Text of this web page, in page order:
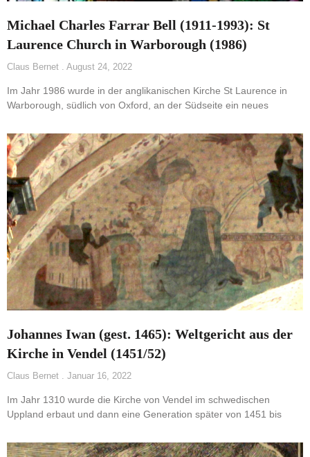
Michael Charles Farrar Bell (1911-1993): St
Laurence Church in Warborough (1986)
Claus Bernet August 24, 2022
Im Jahr 1986 wurde in der anglikanischen Kirche St Laurence in
Warborough, südlich von Oxford, an der Südseite ein neues
Johannes Iwan (gest. 1465): Weltgericht aus der
Kirche in Vendel (1451/52)
Claus Bernet Januar 16, 2022
Im Jahr 1310 wurde die Kirche von Vendel im schwedischen
Uppland erbaut und dann eine Generation später von 1451 bis